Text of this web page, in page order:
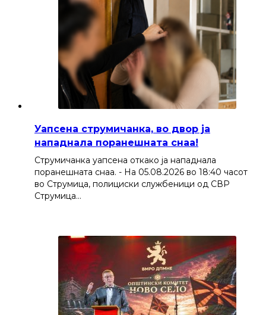
Уапсена струмичанка, во двор ја
нападнала поранешната снаа!
Струмичанка уапсена откако ја нападнала
поранешната снаа. - На 05.08.2026 во 18:40 часот
во Струмица, полициски службеници од СВР
Струмица…